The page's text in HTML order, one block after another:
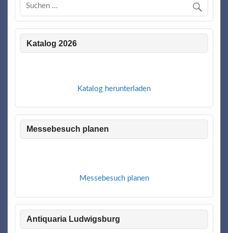
Katalog 2026
Katalog herunterladen
Messebesuch planen
Messebesuch planen
Antiquaria Ludwigsburg